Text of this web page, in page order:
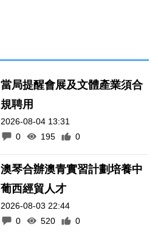
當局提醒會展及文體產業須合
規聘用
2026-08-04 13:31
0
195 0
澳琴合辦澳青實習計劃培養中
葡西經貿人才
2026-08-03 22:44
0
520 0